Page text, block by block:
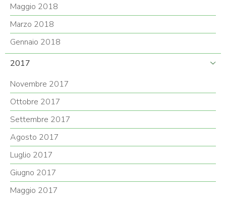
Maggio 2018
Marzo 2018
Gennaio 2018
2017
Novembre 2017
Ottobre 2017
Settembre 2017
Agosto 2017
Luglio 2017
Giugno 2017
Maggio 2017